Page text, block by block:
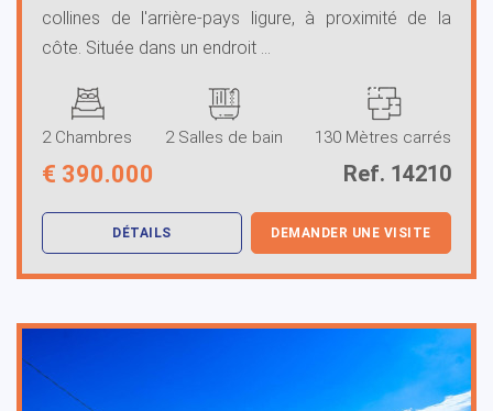
collines de l'arrière-pays ligure, à proximité de la
côte. Située dans un endroit ...
2 Chambres 2 Salles de bain 130 Mètres carrés
€ 390.000 Ref. 14210
DÉTAILS DEMANDER UNE VISITE